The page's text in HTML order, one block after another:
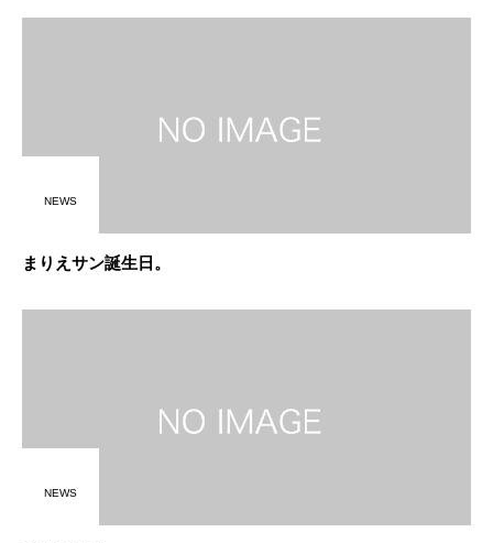
NEWS
まりえサン誕生日。
NEWS